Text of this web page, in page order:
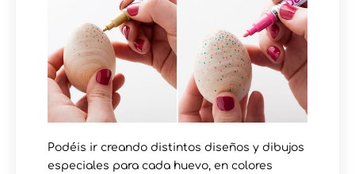
Podéis ir creando distintos diseños y dibujos
especiales para cada huevo, en colores